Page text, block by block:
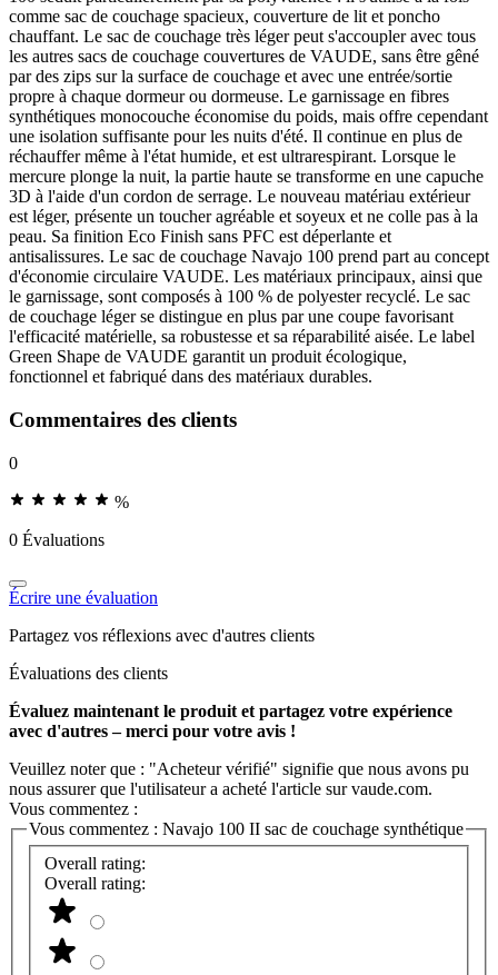
comme sac de couchage spacieux, couverture de lit et poncho
chauffant. Le sac de couchage très léger peut s'accoupler avec tous
les autres sacs de couchage couvertures de VAUDE, sans être gêné
par des zips sur la surface de couchage et avec une entrée/sortie
propre à chaque dormeur ou dormeuse. Le garnissage en fibres
synthétiques monocouche économise du poids, mais offre cependant
une isolation suffisante pour les nuits d'été. Il continue en plus de
réchauffer même à l'état humide, et est ultrarespirant. Lorsque le
mercure plonge la nuit, la partie haute se transforme en une capuche
3D à l'aide d'un cordon de serrage. Le nouveau matériau extérieur
est léger, présente un toucher agréable et soyeux et ne colle pas à la
peau. Sa finition Eco Finish sans PFC est déperlante et
antisalissures. Le sac de couchage Navajo 100 prend part au concept
d'économie circulaire VAUDE. Les matériaux principaux, ainsi que
le garnissage, sont composés à 100 % de polyester recyclé. Le sac
de couchage léger se distingue en plus par une coupe favorisant
l'efficacité matérielle, sa robustesse et sa réparabilité aisée. Le label
Green Shape de VAUDE garantit un produit écologique,
fonctionnel et fabriqué dans des matériaux durables.
Commentaires des clients
0
%
0 Évaluations
Écrire une évaluation
Partagez vos réflexions avec d'autres clients
Évaluations des clients
Évaluez maintenant le produit et partagez votre expérience
avec d'autres – merci pour votre avis !
Veuillez noter que : "Acheteur vérifié" signifie que nous avons pu
nous assurer que l'utilisateur a acheté l'article sur vaude.com.
Vous commentez :
Vous commentez : Navajo 100 II sac de couchage synthétique
Overall rating:
Overall rating: